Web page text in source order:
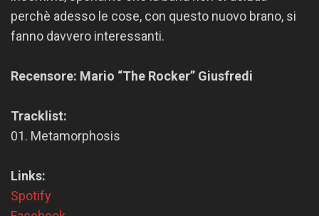
perchè adesso le cose, con questo nuovo brano, si
fanno davvero interessanti.
Recensore: Mario “The Rocker” Giusfredi
Tracklist:
01. Metamorphosis
Links:
Spotify